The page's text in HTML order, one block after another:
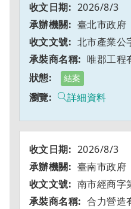
2026/8/3
臺北市政府
北市產業公
唯郡工程
結案
詳細資料
2026/8/3
臺南市政府
南市經商字
合力營造